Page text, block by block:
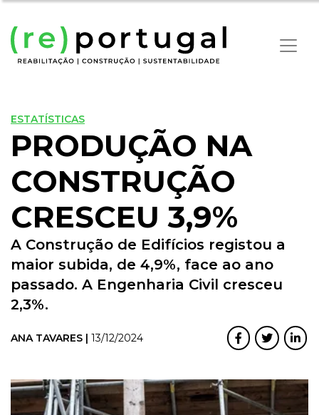
ESTATÍSTICAS
PRODUÇÃO NA
CONSTRUÇÃO
CRESCEU 3,9%
A Construção de Edifícios registou a
maior subida, de 4,9%, face ao ano
passado. A Engenharia Civil cresceu
2,3%.
ANA TAVARES | 13/12/2024